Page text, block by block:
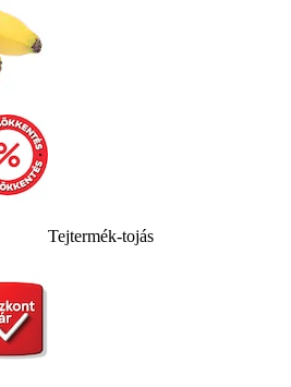
Tejtermék-tojás